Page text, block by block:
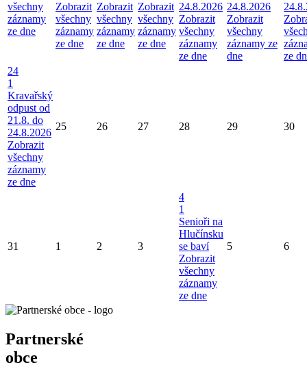
všechny
záznamy
ze dne
Zobrazit
všechny
záznamy
ze dne
Zobrazit
všechny
záznamy
ze dne
Zobrazit
všechny
záznamy
ze dne
24.8.2026
Zobrazit
všechny
záznamy
ze dne
24.8.2026
Zobrazit
všechny
záznamy ze
dne
ze
24
1
Kravařský
odpust od
21.8. do
24.8.2026
Zobrazit
všechny
záznamy
ze dne
25 26 27 28 29 30
31 1 2 3
4
1
Senioři na
Hlučínsku
se baví
Zobrazit
všechny
záznamy
ze dne
5 6
Partnerské
obce